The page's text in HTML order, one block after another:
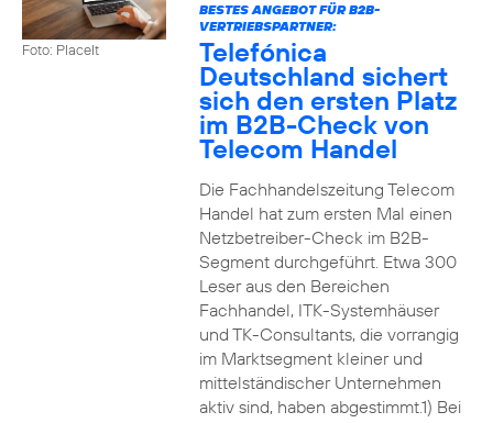
Foto: PlaceIt
BESTES ANGEBOT FÜR B2B-
VERTRIEBSPARTNER:
Telefónica
Deutschland sichert
sich den ersten Platz
im B2B-Check von
Telecom Handel
Die Fachhandelszeitung Telecom
Handel hat zum ersten Mal einen
Netzbetreiber-Check im B2B-
Segment durchgeführt. Etwa 300
Leser aus den Bereichen
Fachhandel, ITK-Systemhäuser
und TK-Consultants, die vorrangig
im Marktsegment kleiner und
mittelständischer Unternehmen
aktiv sind, haben abgestimmt.1) Bei